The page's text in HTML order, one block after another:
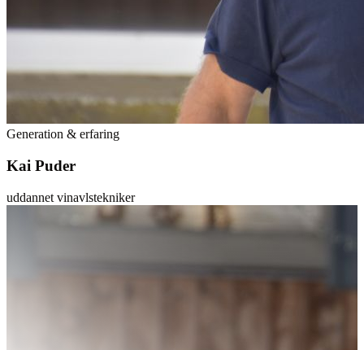
Generation & erfaring
Kai Puder
uddannet vinavlstekniker